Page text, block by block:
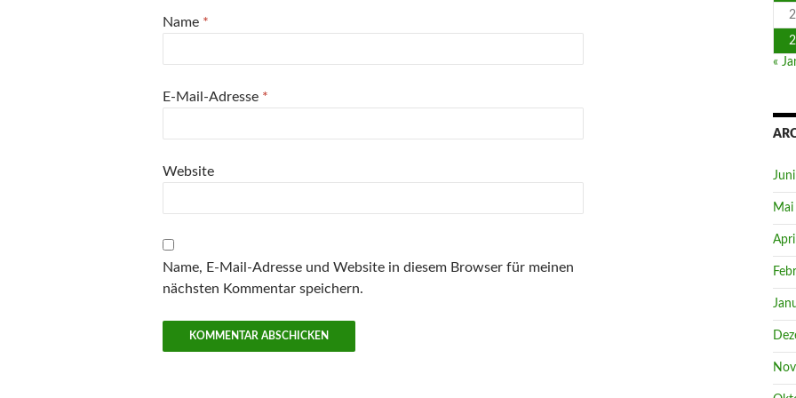
Name *
E-Mail-Adresse *
Website
Name, E-Mail-Adresse und Website in diesem Browser für meinen
nächsten Kommentar speichern.
«